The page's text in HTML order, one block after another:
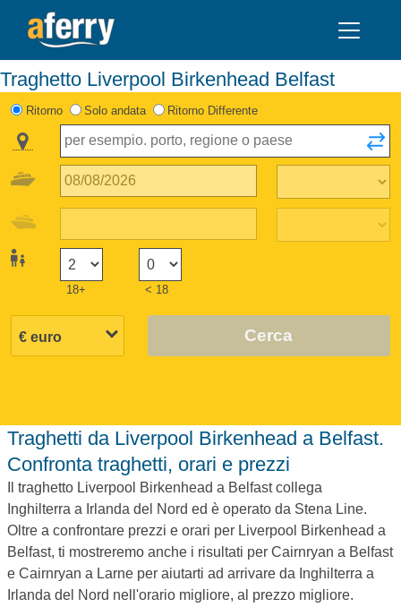
Traghetto Liverpool Birkenhead Belfast
Ritorno Solo andata Ritorno Differente
18+ < 18
Cerca
Traghetti da Liverpool Birkenhead a Belfast.
Confronta traghetti, orari e prezzi
Il traghetto Liverpool Birkenhead a Belfast collega
Inghilterra a Irlanda del Nord ed è operato da Stena Line.
Oltre a confrontare prezzi e orari per Liverpool Birkenhead a
Belfast, ti mostreremo anche i risultati per Cairnryan a Belfast
e Cairnryan a Larne per aiutarti ad arrivare da Inghilterra a
Irlanda del Nord nell'orario migliore, al prezzo migliore.